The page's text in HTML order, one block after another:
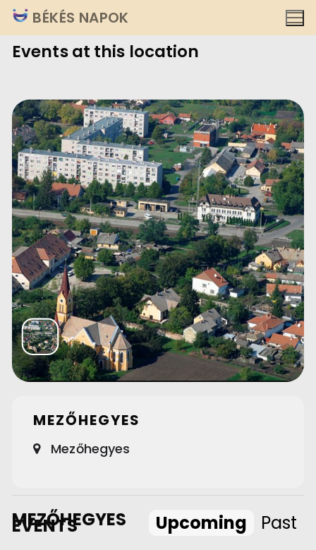
Ugrás
a
tartalomra
BÉKÉS NAPOK
Events at this location
MEZŐHEGYES
Mezőhegyes
MEZŐHEGYES
EVENTS Upcoming
Past